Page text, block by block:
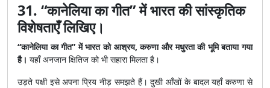
31. “कानेलिया का गीत” में भारत की सांस्कृतिक
विशेषताएँ लिखिए।
“कानेलिया का गीत” में भारत को आश्रय, करुणा और मधुरता की भूमि बताया गया
है। यहाँ अनजान क्षितिज को भी सहारा मिलता है।
उड़ते पक्षी इसे अपना प्रिय नीड़ समझते हैं। दुखी आँखों के बादल यहाँ करुणा से